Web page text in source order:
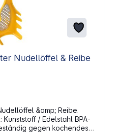
OTOTO Multi Monster Nudellöffel & Reibe
&amp; Reibe.